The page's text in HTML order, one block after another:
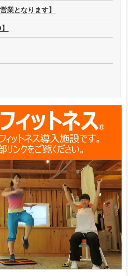
営業となります】